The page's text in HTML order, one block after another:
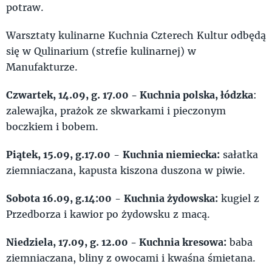
potraw.
Warsztaty kulinarne Kuchnia Czterech Kultur odbędą
się w Qulinarium (strefie kulinarnej) w
Manufakturze.
Czwartek, 14.09, g. 17.00 - Kuchnia polska, łódzka:
zalewajka, prażok ze skwarkami i pieczonym
boczkiem i bobem.
Piątek, 15.09, g.17.00 - Kuchnia niemiecka: sałatka
ziemniaczana, kapusta kiszona duszona w piwie.
Sobota 16.09, g.14:00 - Kuchnia żydowska: kugiel z
Przedborza i kawior po żydowsku z macą.
Niedziela, 17.09, g. 12.00 - Kuchnia kresowa: baba
ziemniaczana, bliny z owocami i kwaśna śmietana.